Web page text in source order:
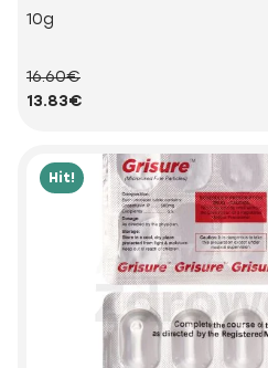
10g
16.60€
13.83€
Hit!